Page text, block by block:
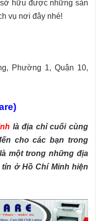
hữu được những sản
vụ nơi đây nhé!
Phường 1, Quận 10,
là địa chỉ cuối cùng
cho các bạn trong
một trong những địa
ở Hồ Chí Minh hiện